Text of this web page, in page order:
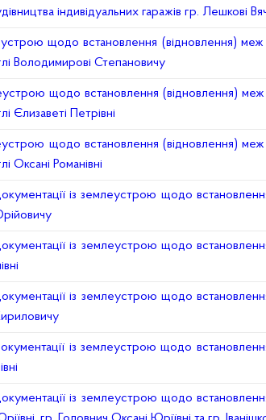
індивідуальних гаражів гр. Лешкові
щодо встановлення (відновлення) меж
Володимирові Степановичу
щодо встановлення (відновлення)
Єлизаветі Петрівні
щодо встановлення (відновлення)
Оксані Романівні
із землеустрою щодо
із землеустрою щодо
із землеустрою щодо
із землеустрою щодо
із землеустрою щодо